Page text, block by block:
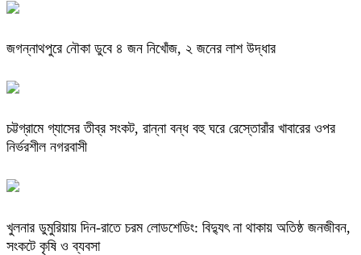
জগন্নাথপুরে নৌকা ডুবে ৪ জন নিখোঁজ, ২ জনের লাশ উদ্ধার
চট্টগ্রামে গ্যাসের তীব্র সংকট, রান্না বন্ধ বহু ঘরে রেস্তোরাঁর খাবারের ওপর
নির্ভরশীল নগরবাসী
খুলনার ডুমুরিয়ায় দিন-রাতে চরম লোডশেডিং: বিদ্যুৎ না থাকায় অতিষ্ঠ জনজীবন,
সংকটে কৃষি ও ব্যবসা